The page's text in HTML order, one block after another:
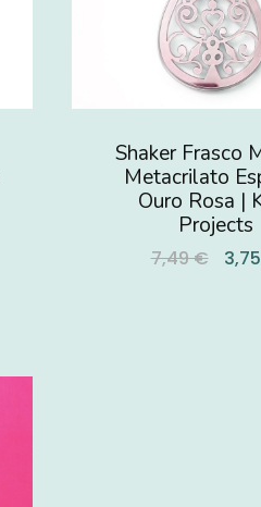
Shaker Frasco
Metacrilato
Ouro Rosa |
Projects
7,49 €